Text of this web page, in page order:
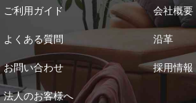
ご利用ガイド
よくある質問
お問い合わせ
法人のお客様へ
会社概要
沿革
採用情報